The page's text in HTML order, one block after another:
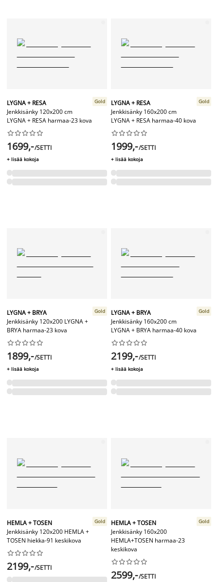
LYGNA + RESA
Jenkkisänky 120x200 cm
LYGNA + RESA harmaa-23 kova
Gold






1699,-/SETTI
+ lisää kokoja
LYGNA + RESA
Jenkkisänky 160x200 cm
LYGNA + RESA harmaa-40 kova
Gold






1999,-/SETTI
+ lisää kokoja
LYGNA + BRYA
Jenkkisänky 120x200 LYGNA +
BRYA harmaa-23 kova
Gold






1899,-/SETTI
+ lisää kokoja
LYGNA + BRYA
Jenkkisänky 160x200 cm
LYGNA + BRYA harmaa-40 kova
Gold






2199,-/SETTI
+ lisää kokoja
HEMLA + TOSEN
Jenkkisänky 120x200 HEMLA +
TOSEN hiekka-91 keskikova
Gold






2199,-/SETTI
HEMLA + TOSEN
Jenkkisänky 160x200
HEMLA+TOSEN harmaa-23
keskikova
Gold






2599,-/SETTI